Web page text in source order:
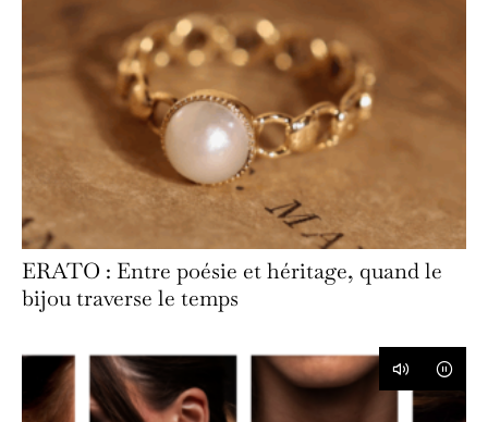
ERATO : Entre poésie et héritage, quand le
bijou traverse le temps